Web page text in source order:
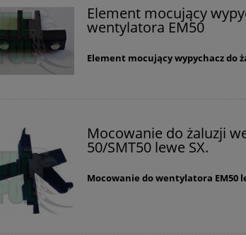
Element mocujący
wentylatora EM50
Element mocujący wypychacz do
Mocowanie do żaluzji
50/SMT50 lewe SX.
Mocowanie do wentylatora EM50